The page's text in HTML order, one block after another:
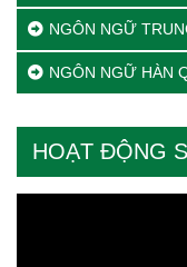
NGÔN NGỮ
NGÔN NGỮ HÀN
HOẠT ĐỘNG